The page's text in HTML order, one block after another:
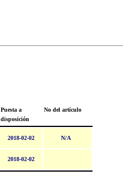
Puesta a
disposición
No del artículo
2018-02-02 N/A
2018-02-02